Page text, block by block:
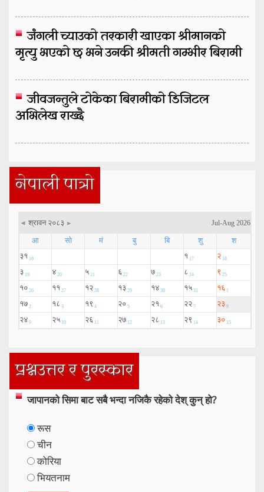
जंगली च्याउको तरकारी खाएका श्रीमानको
मृत्यु भएको छ भने उनकी श्रीमती गम्भीर बिरामी
जीवजन्तुले टोकेका बिरामीको डिजिटल
अभिलेख राख्दै
नेपाली पात्रो
प्रश्नउत्तर र पुरस्कार
जापानको सिमा बाट सबै भन्दा नजिकै रहेको देश् कुन् हो?
रूस
चीन
कोरिया
भियतनाम